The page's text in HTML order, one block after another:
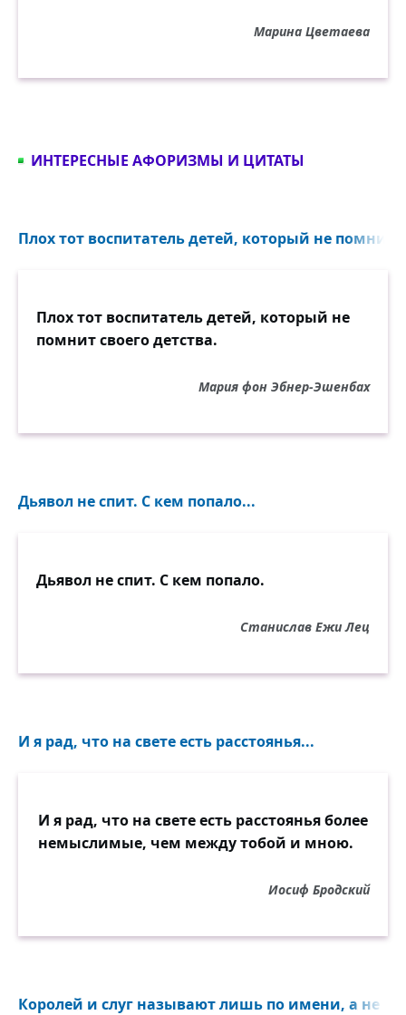
Марина Цветаева
ИНТЕРЕСНЫЕ АФОРИЗМЫ И ЦИТАТЫ
Плох тот воспитатель детей, который не помнит
Плох тот воспитатель детей, который не
помнит своего детства.
Мария фон Эбнер-Эшенбах
Дьявол не спит. С кем попало...
Дьявол не спит. С кем попало.
Станислав Ежи Лец
И я рад, что на свете есть расстоянья...
И я рад, что на свете есть расстоянья более
немыслимые, чем между тобой и мною.
Иосиф Бродский
Королей и слуг называют лишь по имени, а не